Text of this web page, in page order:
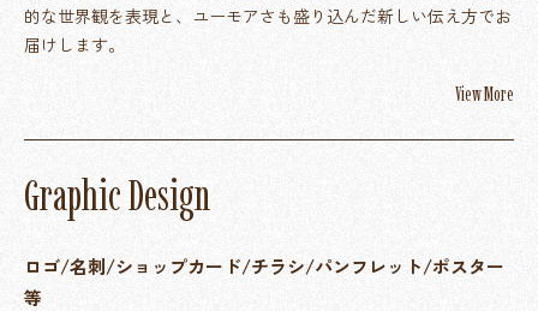
的な世界観を表現と、ユーモアさも盛り込んだ新しい伝え方でお
届けします。
View More
GraphicDesign
ロゴ/名刺/ショップカード/チラシ/パンフレット/ポスター
等